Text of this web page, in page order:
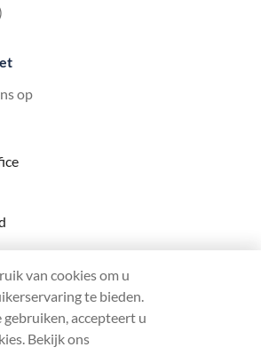
op
van cookies om u
te bieden.
accepteert u
Bekijk ons